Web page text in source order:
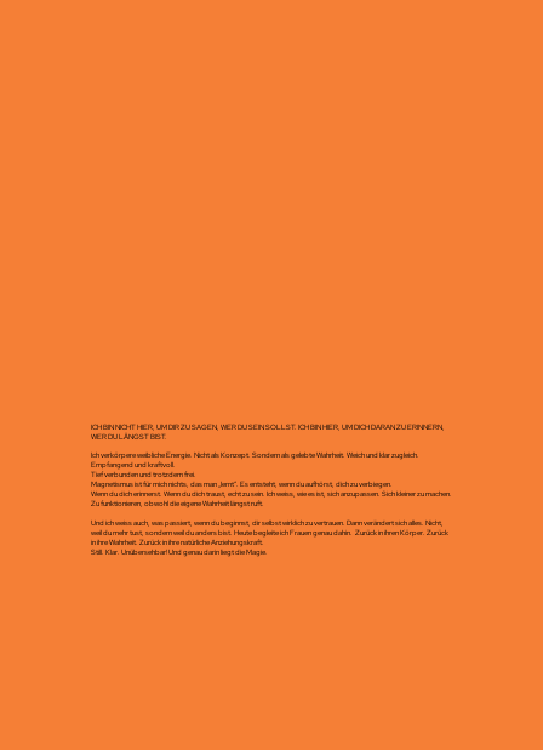
ICH BIN NICHT HIER, UM DIR ZU SAGEN, WER DU SEIN SOLLST. ICH BIN HIER, UM DICH DARAN ZU ERINNERN,
WER DU LÄNGST BIST.
Ich verkörpere weibliche Energie. Nicht als Konzept. Sondern als gelebte Wahrheit. Weich und klar zugleich.
Empfangend und kraftvoll.
Tief verbunden und trotzdem frei.
Magnetismus ist für mich nichts, das man „lernt“. Es entsteht, wenn du aufhörst, dich zu verbiegen.
Wenn du dich erinnerst. Wenn du dich traust, echt zu sein. Ich weiss, wie es ist, sich anzupassen. Sich kleiner zu machen.
Zu funktionieren, obwohl die eigene Wahrheit längst ruft.
Und ich weiss auch, was passiert, wenn du beginnst, dir selbst wirklich zu vertrauen. Dann verändert sich alles. Nicht,
weil du mehr tust, sondern weil du anders bist. Heute begleite ich Frauen genau dahin. Zurück in ihren Körper. Zurück
in ihre Wahrheit. Zurück in ihre natürliche Anziehungskraft.
Still. Klar. Unübersehbar! Und genau darin liegt die Magie.